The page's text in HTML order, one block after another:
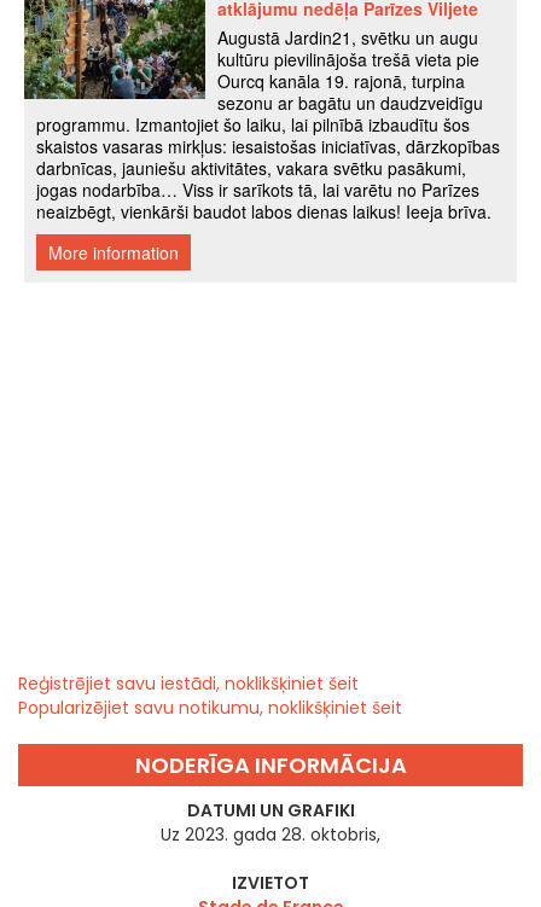
Reģistrējiet savu iestādi, noklikšķiniet šeit
Popularizējiet savu notikumu, noklikšķiniet šeit
NODERĪGA INFORMĀCIJA
DATUMI UN GRAFIKI
Uz 2023. gada 28. oktobris,
IZVIETOT